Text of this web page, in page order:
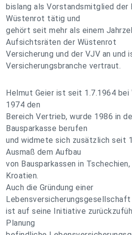
bislang als Vorstandsmitglied der
Wüstenrot tätig und
gehört seit mehr als einem
Aufsichtsräten der Wüstenrot
Versicherung und der VJV an
Versicherungsbranche vertraut.
Helmut Geier ist seit 1.7.1964 bei
1974 den
Bereich Vertrieb, wurde 1986 in
Bausparkasse berufen
und widmete sich zusätzlich seit
Ausmaß dem Aufbau
von Bausparkassen in
Kroatien.
Auch die Gründung einer
ist auf seine Initiative
Planung